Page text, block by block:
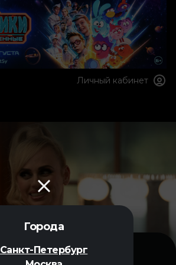
Города
Санкт-Петербург
Личный кабинет